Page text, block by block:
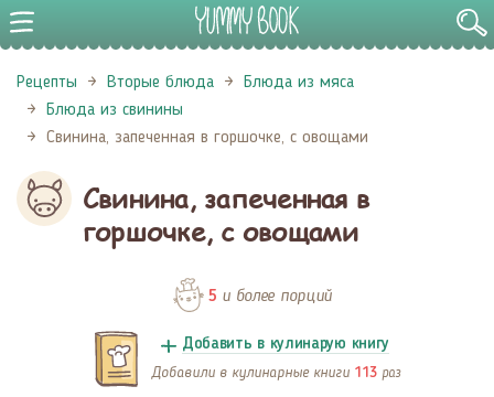
Рецепты Вторые блюда
Блюда из мяса
Блюда из свинины
Свинина, запеченная в горшочке, с овощами
Свинина, запеченная в
горшочке, с овощами
5 и более порций
Добавить в кулинарую книгу
Добавили в кулинарные книги 113 раз